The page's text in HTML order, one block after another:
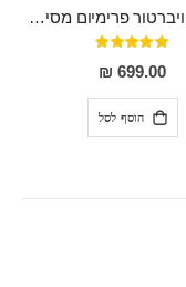
"Kaliph" ויברטור פרימיום מסיליקון רפואי , נטען, שקט במיוחד, מסתובב ומתפתל, שמנמן עם חדירה 14 סמ
דירוג:
100%
699.00 ₪
הוסף לסל